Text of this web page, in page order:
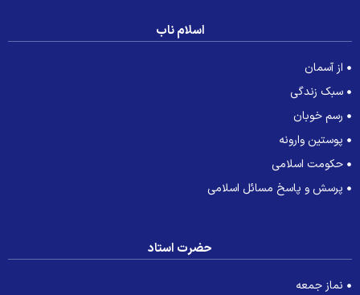
اسلام ناب
از آسمان
سبک زندگی
رسم خوبان
پوستین وارونه
حکومت اسلامی
پرسش و پاسخ مسائل اسلامی
حضرت استاد
نماز جمعه